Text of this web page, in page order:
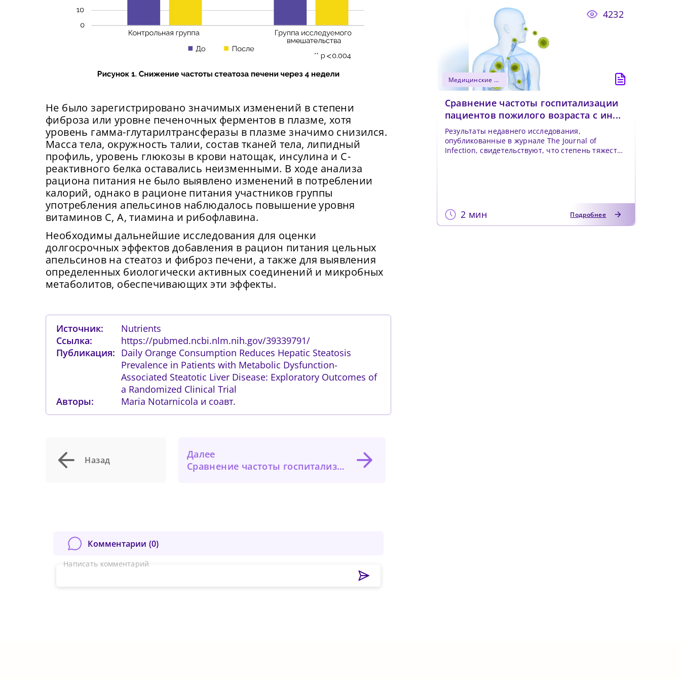
Как минимум одна заглавная буква, одна цифра и один специальный
Как минимум одна строчная латинская буква
Пароль должен содержать от 8 до 12 символов
Подтвердите Пароль*
Не было зарегистрировано значимых изменений в степени
фиброза или уровне печеночных ферментов в плазме, хотя
уровень гамма-глутарилтрансферазы в плазме значимо снизился.
Масса тела, окружность талии, состав тканей тела, липидный
профиль, уровень глюкозы в крови натощак, инсулина и С-
реактивного белка оставались неизменными. В ходе анализа
рациона питания не было выявлено изменений в потреблении
калорий, однако в рационе питания участников группы
употребления апельсинов наблюдалось повышение уровня
витаминов С, А, тиамина и рибофлавина.
Необходимы дальнейшие исследования для оценки
долгосрочных эффектов добавления в рацион питания цельных
апельсинов на стеатоз и фиброз печени, а также для выявления
определенных биологически активных соединений и микробных
метаболитов, обеспечивающих эти эффекты.
Источник:
Nutrients
Ссылка:
https://pubmed.ncbi.nlm.nih.gov/39339791/
Публикация: Daily Orange Consumption Reduces Hepatic Steatosis
Prevalence in Patients with Metabolic Dysfunction-
Associated Steatotic Liver Disease: Exploratory Outcomes of
a Randomized Clinical Trial
Авторы:
Maria Notarnicola и соавт.
Назад
Далее
Сравнение частоты госпитализации пациентов пожилого возраста с инфекцией, вызванной респираторно-синцитиальным вирусом, с частотой госпитализации при гриппе и COVID-19
Комментарии (0)
Написать комментарий
4232
медицинские новости
Сравнение частоты госпитализации
пациентов пожилого возраста с ин...
Результаты недавнего исследования,
опубликованные в журнале The Journal of
Infection, свидетельствуют, что степень тяжести
2 мин Подробнее